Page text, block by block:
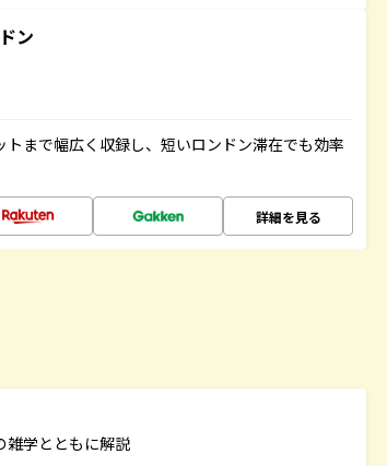
ン
まで幅広く収録し、短いロンドン滞在でも効率
詳細を見る
雑学とともに解説